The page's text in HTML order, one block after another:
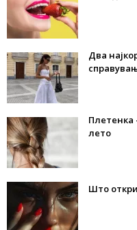
Два
Плетенка
лето
Што